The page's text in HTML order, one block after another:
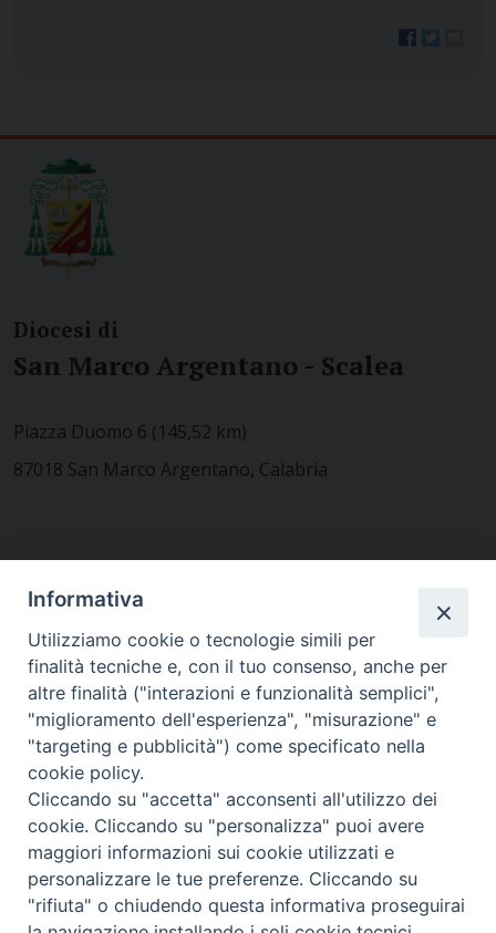
Diocesi di
San Marco Argentano - Scalea
Piazza Duomo 6 (145,52 km)
87018 San Marco Argentano, Calabria
MODULISTICA
WEBMAIL
RENDICONTO 8X1000
Informativa
Utilizziamo cookie o tecnologie simili per
finalità tecniche e, con il tuo consenso, anche per
altre finalità ("interazioni e funzionalità semplici",
"miglioramento dell'esperienza", "misurazione" e
"targeting e pubblicità") come specificato nella
cookie policy.
Cliccando su "accetta" acconsenti all'utilizzo dei
cookie. Cliccando su "personalizza" puoi avere
maggiori informazioni sui cookie utilizzati e
personalizzare le tue preferenze. Cliccando su
"rifiuta" o chiudendo questa informativa proseguirai